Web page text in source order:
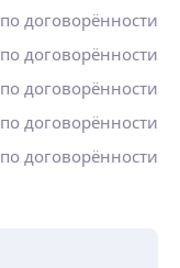
по договорённости
по договорённости
по договорённости
по договорённости
по договорённости